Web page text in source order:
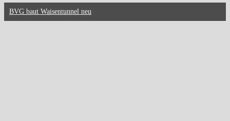
BVG baut Waisentunnel neu